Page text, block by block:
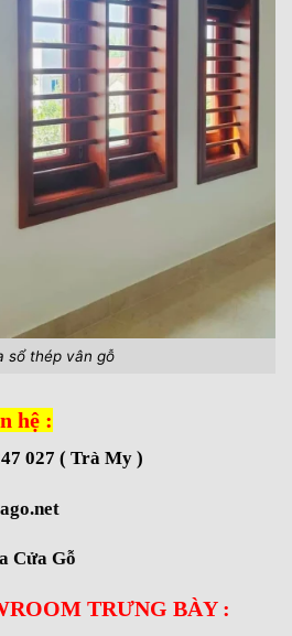
sổ thép vân gỗ
hệ :
027 ( Trà My )
Cửa Gỗ
TRƯNG BÀY :